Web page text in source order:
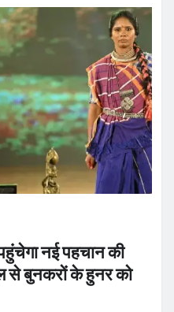
नई पहचान की
से बुनकरों के हुनर को